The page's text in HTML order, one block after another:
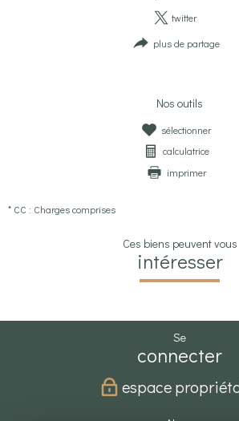
twitter
plus de partage
Nos outils
sélectionner
calculatrice
imprimer
* CC : Charges comprises
Ces biens peuvent vous
intéresser
se
connecter
espace